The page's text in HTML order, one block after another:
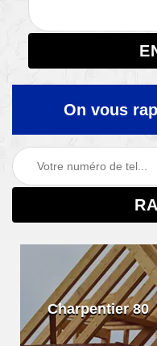
On vous
Charpentier 80